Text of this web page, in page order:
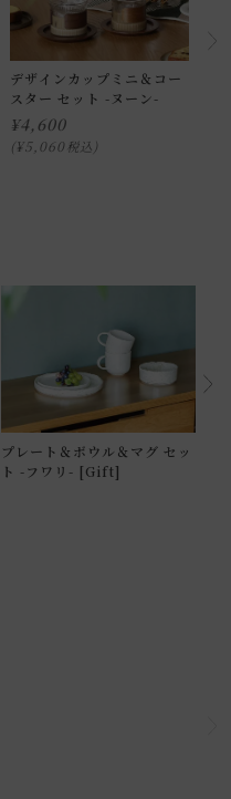
の引渡しとなります。
たら、お気軽にお問い合
間帯指定をしての出荷は
となります。
色や柄に個体差がござい
っては、掲載の画像と実
ともございます。ご了承
ている為電子レンジの使
個体差がございます。
っては、掲載の画像と実
デザインカップミニ＆コー
スター セット -ヌーン-
¥4,600
¥5,060 税込
プレート＆ボウル＆マグ セッ
ト -フワリ- [Gift]